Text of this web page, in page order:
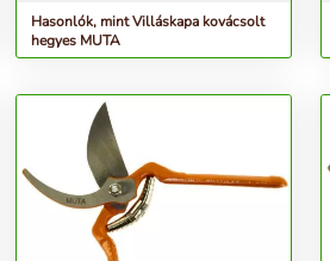
Hasonlók, mint Villáskapa kovácsolt
hegyes MUTA